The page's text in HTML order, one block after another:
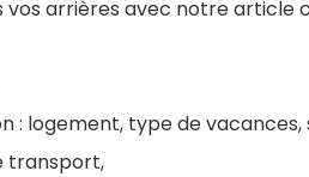
vos arrières avec notre article
: logement, type de
transport,